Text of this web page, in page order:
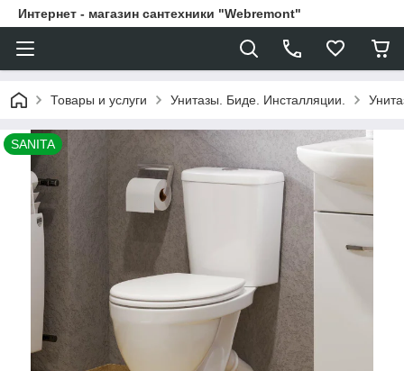
Интернет - магазин сантехники "Webremont"
Товары и услуги Унитазы. Биде. Инсталляции.
SANITA